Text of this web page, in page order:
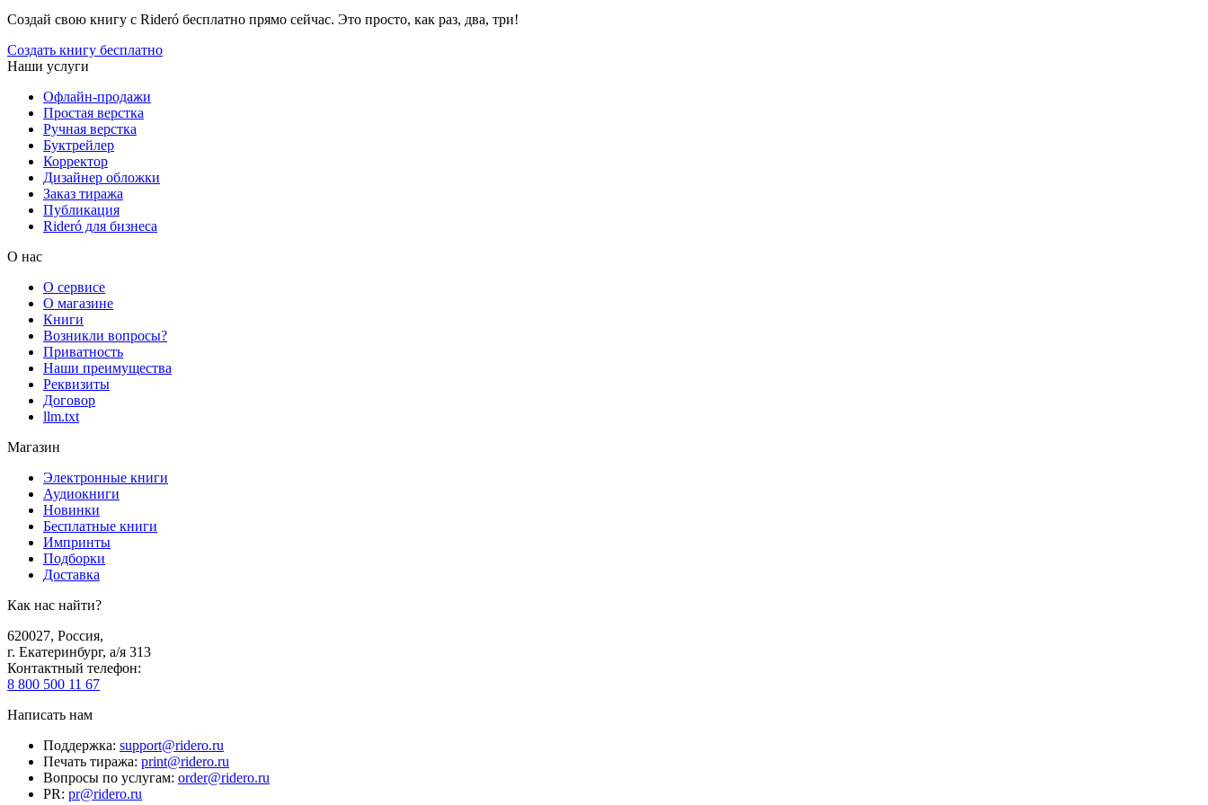
Создай свою книгу с Rideró бесплатно прямо сейчас. Это просто, как раз, два, три!
Создать книгу бесплатно
Наши услуги
Офлайн-продажи
Простая верстка
Ручная верстка
Буктрейлер
Корректор
Дизайнер обложки
Заказ тиража
Публикация
Rideró для бизнеса
О нас
О сервисе
О магазине
Книги
Возникли вопросы?
Приватность
Наши преимущества
Реквизиты
Договор
llm.txt
Магазин
Электронные книги
Аудиокниги
Новинки
Бесплатные книги
Импринты
Подборки
Доставка
Как нас найти?
620027, Россия,
г. Екатеринбург, а/я 313
Контактный телефон:
8 800 500 11 67
Написать нам
Поддержка: support@ridero.ru
Печать тиража: print@ridero.ru
Вопросы по услугам: order@ridero.ru
PR: pr@ridero.ru